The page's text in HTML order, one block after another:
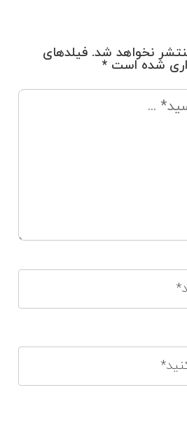
نخواهد شد. فیلدهای
شده است *